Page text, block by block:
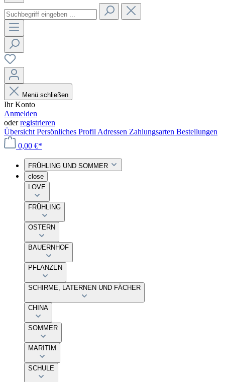
Menü schließen
Ihr Konto
Anmelden
oderregistrieren
Übersicht Persönliches Profil Adressen Zahlungsarten Bestellungen
0,00 €*
FRÜHLING UND SOMMER
close
LOVE
FRÜHLING
OSTERN
BAUERNHOF
PFLANZEN
SCHIRME, LATERNEN UND FÄCHER
CHINA
SOMMER
MARITIM
SCHULE